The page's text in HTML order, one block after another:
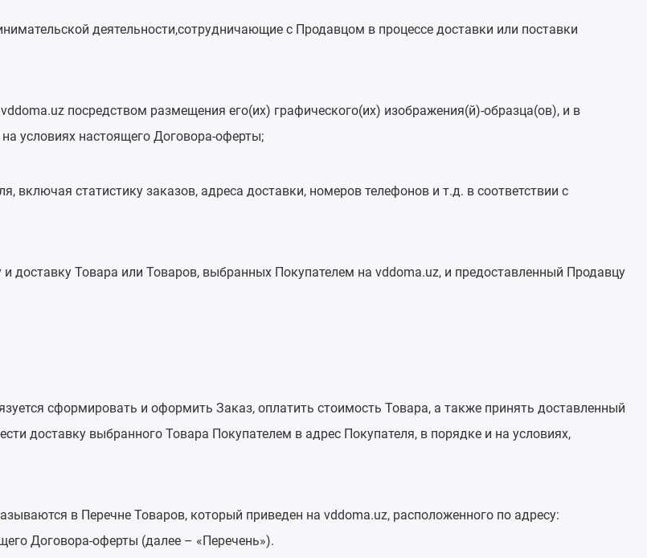
деятельности,сотрудничающие с Продавцом в процессе доставки или поставки
посредством размещения его(их) графического(их) изображения(й)-образца(ов), и в
условиях настоящего Договора-оферты;
статистику заказов, адреса доставки, номеров телефонов и т.д. в соответствии с
доставку Товара или Товаров, выбранных Покупателем на vddoma.uz, и предоставленный Продавцу
сформировать и оформить Заказ, оплатить стоимость Товара, а также принять доставленный
доставку выбранного Товара Покупателем в адрес Покупателя, в порядке и на условиях,
в Перечне Товаров, который приведен на vddoma.uz, расположенного по адресу:
Договора-оферты (далее – «Перечень»).